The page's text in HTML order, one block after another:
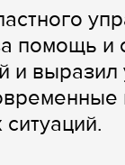
помощь и
и